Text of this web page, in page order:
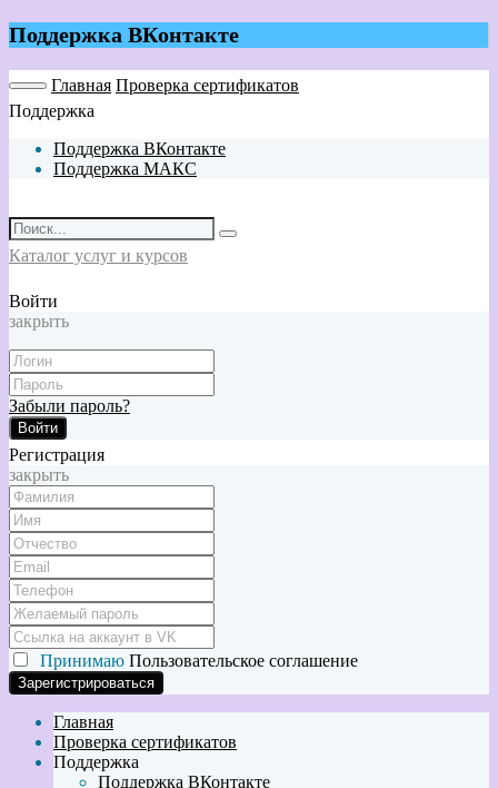
Поддержка ВКонтакте
Главная Проверка сертификатов
Поддержка
Поддержка ВКонтакте
Поддержка МАКС
Каталог услуг и курсов
Войти
закрыть
Забыли пароль?
Войти
Регистрация
закрыть
Принимаю Пользовательское соглашение
Главная
Проверка сертификатов
Поддержка
Поддержка ВКонтакте